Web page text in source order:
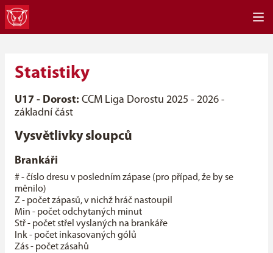
Statistiky
U17 - Dorost: CCM Liga Dorostu 2025 - 2026 -
základní část
Vysvětlivky sloupců
Brankáři
# - číslo dresu v posledním zápase (pro případ, že by se
měnilo)
Z - počet zápasů, v nichž hráč nastoupil
Min - počet odchytaných minut
Stř - počet střel vyslaných na brankáře
Ink - počet inkasovaných gólů
Zás - počet zásahů